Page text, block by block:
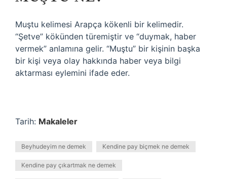
Muştu kelimesi Arapça kökenli bir kelimedir.
“Şetve” kökünden türemiştir ve “duymak, haber
vermek” anlamına gelir. “Muştu” bir kişinin başka
bir kişi veya olay hakkında haber veya bilgi
aktarması eylemini ifade eder.
Tarih: Makaleler
Beyhudeyim ne demek Kendine pay biçmek ne demek
Kendine pay çıkartmak ne demek